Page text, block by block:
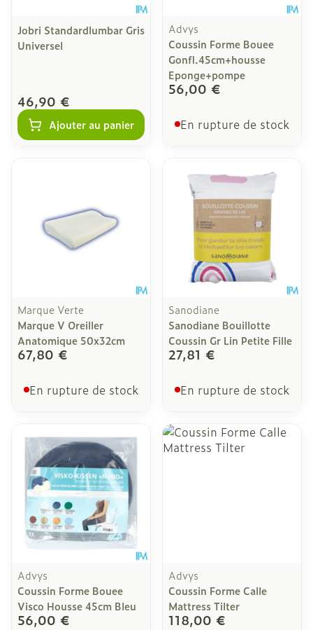
Jobri Standardlumbar Gris
Universel
46,90 €
Ajouter au panier
Advys
Coussin Forme Bouee
Gonfl.45cm+housse
Eponge+pompe
56,00 €
En rupture de stock
Marque Verte
Marque V Oreiller
Anatomique 50x32cm
67,80 €
En rupture de stock
Sanodiane
Sanodiane Bouillotte
Coussin Gr Lin Petite Fille
27,81 €
En rupture de stock
Advys
Coussin Forme Bouee
Visco Housse 45cm Bleu
56,00 €
Advys
Coussin Forme Calle
Mattress Tilter
118,00 €